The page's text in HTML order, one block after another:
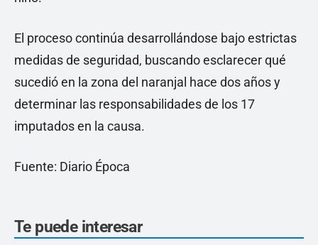
El proceso continúa desarrollándose bajo estrictas
medidas de seguridad, buscando esclarecer qué
sucedió en la zona del naranjal hace dos años y
determinar las responsabilidades de los 17
imputados en la causa.
Fuente: Diario Época
Te puede interesar